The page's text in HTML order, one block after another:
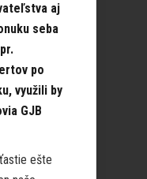
aj
seba
po
využili by
GJB
ešte